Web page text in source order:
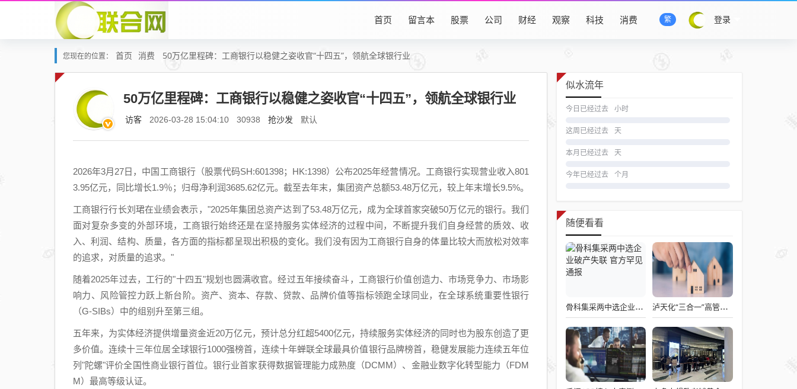
登录
繁
首页 留言本 股票 公司 财经 观察 科技 消费
您现在的位置： 首页 消费 50万亿里程碑：工商银行以稳健之姿收官“十四五”，领航全球银行业
50万亿里程碑：工商银行以稳健之姿收官“十四五”，领航全球银行业
访客 2026-03-28 15:04:10 30938 抢沙发 默认
2026年3月27日，中国工商银行（股票代码SH:601398；HK:1398）公布2025年经营情况。工商银行实现营业收入801
3.95亿元，同比增长1.9％；归母净利润3685.62亿元。截至去年末，集团资产总额53.48万亿元，较上年末增长9.5%。
工商银行行长刘珺在业绩会表示，"2025年集团总资产达到了53.48万亿元，成为全球首家突破50万亿元的银行。我们
面对复杂多变的外部环境，工商银行始终还是在坚持服务实体经济的过程中间，不断提升我们自身经营的质效、收
入、利润、结构、质量，各方面的指标都呈现出积极的变化。我们没有因为工商银行自身的体量比较大而放松对效率
的追求，对质量的追求。"
随着2025年过去，工行的"十四五"规划也圆满收官。经过五年接续奋斗，工商银行价值创造力、市场竞争力、市场影
响力、风险管控力跃上新台阶。资产、资本、存款、贷款、品牌价值等指标领跑全球同业，在全球系统重要性银行
（G-SIBs）中的组别升至第三组。
五年来，为实体经济提供增量资金近20万亿元，预计总分红超5400亿元，持续服务实体经济的同时也为股东创造了更
多价值。连续十三年位居全球银行1000强榜首，连续十年蝉联全球最具价值银行品牌榜首，稳健发展能力连续五年位
列"陀螺"评价全国性商业银行首位。银行业首家获得数据管理能力成熟度（DCMM）、金融业数字化转型能力（FDM
M）最高等级认证。
似水流年
今日已经过去 小时
这周已经过去 天
本月已经过去 天
今年已经过去 个月
随便看看
骨科集采两中选企业破产失联 官方罕见通报 泸天化“三合一”高管王斌辞职：高管变动叠加财务、业绩双重压力，公司进入阶段性调整期